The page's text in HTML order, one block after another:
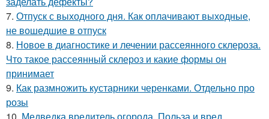
7. Отпуск с выходного дня. Как оплачивают выходные,
не вошедшие в отпуск
8. Новое в диагностике и лечении рассеянного склероза.
Что такое рассеянный склероз и какие формы он
принимает
9. Как размножить кустарники черенками. Отдельно про
розы